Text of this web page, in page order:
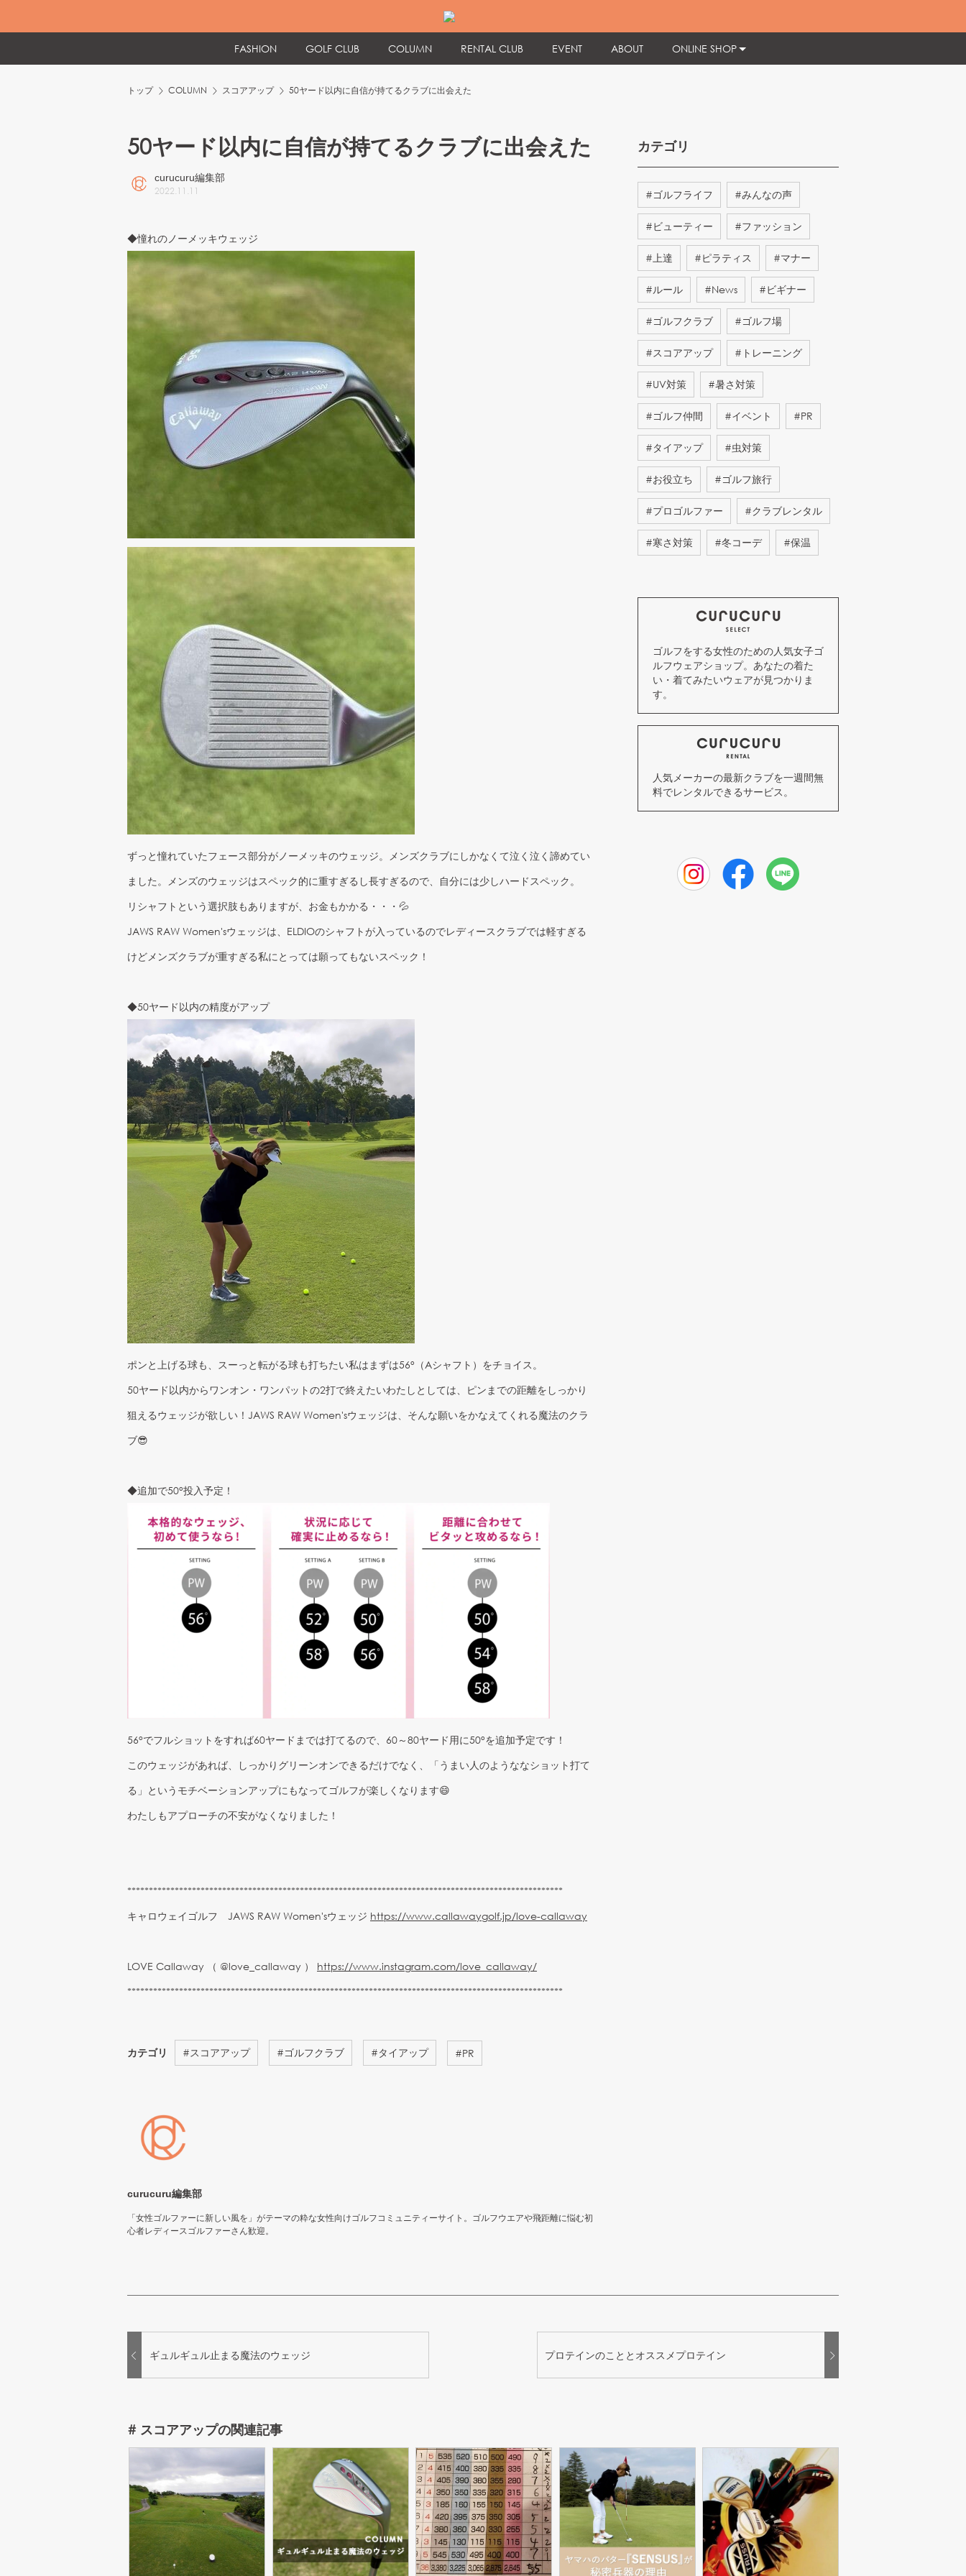
FASHION GOLF CLUB COLUMN RENTAL CLUB EVENT ABOUT ONLINE SHOP
トップ COLUMN スコアアップ 50ヤード以内に自信が持てるクラブに出会えた
50ヤード以内に自信が持てるクラブに出会えた
curucuru編集部
2022.11 .11
◆憧れのノーメッキウェッジ
ずっと憧れていたフェース部分がノーメッキのウェッジ。メンズクラブにしかなくて泣く泣く諦めてい
ました。メンズのウェッジはスペック的に重すぎるし長すぎるので、自分には少しハードスペック。
リシャフトという選択肢もありますが、お金もかかる・・・💦
JAWS RAW Women'sウェッジは、ELDIOのシャフトが入っているのでレディースクラブでは軽すぎる
けどメンズクラブが重すぎる私にとっては願ってもないスペック！
◆50ヤード以内の精度がアップ
ポンと上げる球も、スーっと転がる球も打ちたい私はまずは56°（Aシャフト）をチョイス。
50ヤード以内からワンオン・ワンパットの2打で終えたいわたしとしては、ピンまでの距離をしっかり
狙えるウェッジが欲しい！JAWS RAW Women'sウェッジは、そんな願いをかなえてくれる魔法のクラ
ブ😎
◆追加で50°投入予定！
56°でフルショットをすれば60ヤードまでは打てるので、60～80ヤード用に50°を追加予定です！
このウェッジがあれば、しっかりグリーンオンできるだけでなく、「うまい人のようななショット打て
る」というモチベーションアップにもなってゴルフが楽しくなります😄
わたしもアプローチの不安がなくなりました！
*****************************************************************************************************
キャロウェイゴルフ JAWS RAW Women'sウェッジ https://www.callawaygolf.jp/love-callaway
LOVE Callaway （ @love_callaway ） https://www.instagram.com/love_callaway/
*****************************************************************************************************
カテゴリ #スコアアップ #ゴルフクラブ #タイアップ #PR
curucuru編集部
「女性ゴルファーに新しい風を」がテーマの粋な女性向けゴルフコミュニティーサイト。ゴルフウエアや飛距離に悩む初
心者レディースゴルファーさん歓迎。
カテゴリ
#ゴルフライフ #みんなの声
#ビューティー #ファッション
#上達 #ピラティス #マナー
#ルール #News #ビギナー
#ゴルフクラブ #ゴルフ場
#スコアアップ # トレーニング
#UV対策 #暑さ対策
#ゴルフ仲間 #イベント #PR
#タイアップ #虫対策
#お役立ち #ゴルフ旅行
#プロゴルファー #クラブレンタル
#寒さ対策 #冬コーデ #保温
ゴルフをする女性のための人気女子ゴ
ルフウェアショップ。あなたの着た
い・着てみたいウェアが見つかりま
す。
人気メーカーの最新クラブを一週間無
料でレンタルできるサービス。
ギュルギュル止まる魔法のウェッジ プロテインのこととオススメプロテイン
# スコアアップの関連記事